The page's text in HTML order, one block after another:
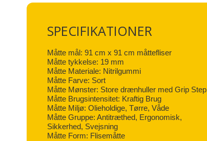
SPECIFIKATIONER
Måtte mål: 91 cm x 91 cm måttefliser
Måtte tykkelse: 19 mm
Måtte Materiale: Nitrilgummi
Måtte Farve: Sort
Måtte Mønster: Store drænhuller med Grip Step
Måtte Brugsintensitet: Kraftig Brug
Måtte Miljø: Olieholdige, Tørre, Våde
Måtte Gruppe: Antitræthed, Ergonomisk,
Sikkerhed, Svejsning
Måtte Form: Flisemåtte